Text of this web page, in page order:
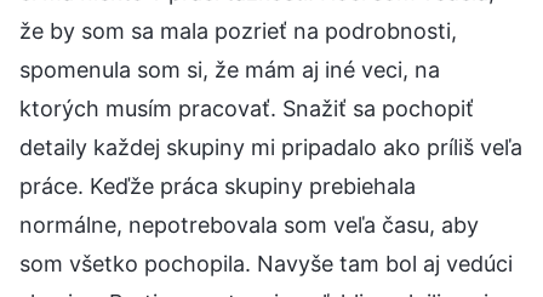
že by som sa mala pozrieť na podrobnosti,
spomenula som si, že mám aj iné veci, na
ktorých musím pracovať. Snažiť sa pochopiť
detaily každej skupiny mi pripadalo ako príliš veľa
práce. Keďže práca skupiny prebiehala
normálne, nepotrebovala som veľa času, aby
som všetko pochopila. Navyše tam bol aj vedúci